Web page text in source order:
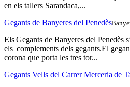
en els tallers Sarandaca,...
Gegants de Banyeres del Penedès
Els Gegants de Banyeres del Penedès
els complements dels gegants.El
corona que porta les tres tor...
Gegants Vells del Carrer Merceria de